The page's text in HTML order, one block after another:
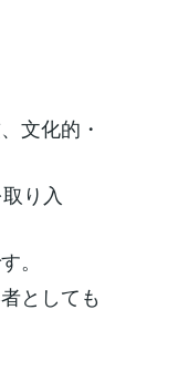
文化的・
り入
。
としても